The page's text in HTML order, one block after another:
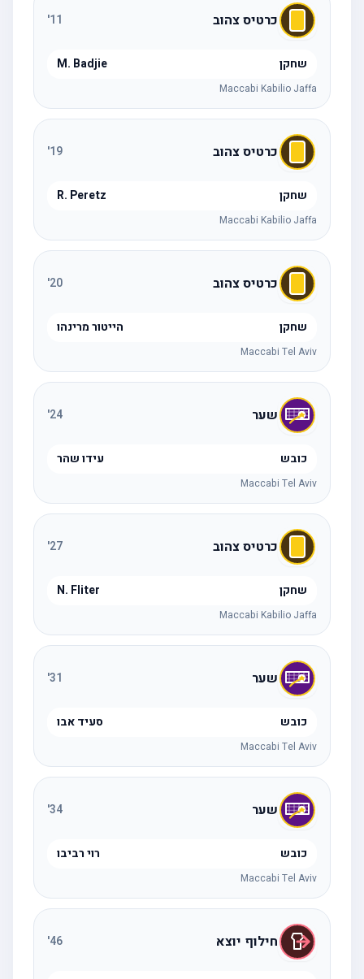
כרטיס צהוב 11
'
שחקן M. Badjie
Maccabi Kabilio Jaffa
כרטיס צהוב 19
'
שחקן R. Peretz
Maccabi Kabilio Jaffa
כרטיס צהוב 20
'
שחקן הייטור מרינהו
Maccabi Tel Aviv
שער 24
'
כובש עידו שהר
Maccabi Tel Aviv
כרטיס צהוב 27
'
שחקן N. Fliter
Maccabi Kabilio Jaffa
שער 31
'
כובש סעיד אבו
Maccabi Tel Aviv
שער 34
'
כובש רוי רביבו
Maccabi Tel Aviv
חילוף יוצא 46
'